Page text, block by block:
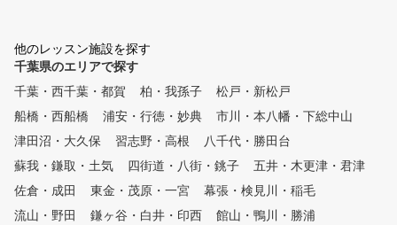
ロは最新のスイング理論を元に
、お客様のスイングに合った最
適のスイング理論をご提案する
ことで上達をサポートします。
■POINT３ クラブフィッティ
ング 現在のクラブが合ってい
いたします。また、次のステッ
プに向けて使うべきクラブも合
わせてご提案いたします。 ■P
他のレッスン施設を探す
千葉県のエリアで探す
千葉・西千葉・都賀
柏・我孫子
松戸・新松戸
船橋・西船橋
浦安・行徳・妙典
市川・本八幡・下総中山
津田沼・大久保
習志野・高根
八千代・勝田台
蘇我・鎌取・土気
四街道・八街・銚子
五井・木更津・君津
佐倉・成田
東金・茂原・一宮
幕張・検見川・稲毛
流山・野田
鎌ヶ谷・白井・印西
館山・鴨川・勝浦